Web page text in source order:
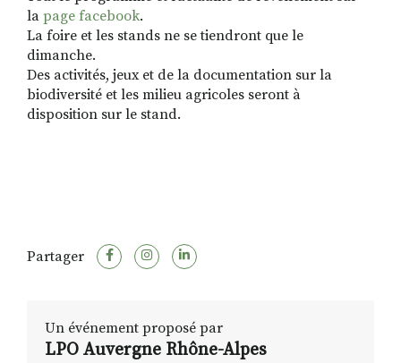
la page facebook.
La foire et les stands ne se tiendront que le
dimanche.
Des activités, jeux et de la documentation sur la
biodiversité et les milieu agricoles seront à
disposition sur le stand.
Partager
Un événement proposé par
LPO Auvergne Rhône-Alpes